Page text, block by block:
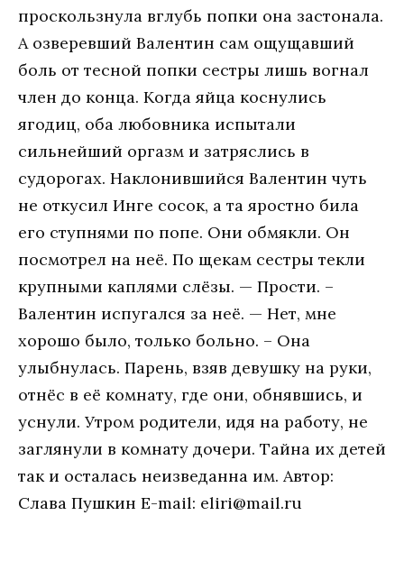
проскользнула вглубь попки она застонала.
А озверевший Валентин сам ощущавший
боль от тесной попки сестры лишь вогнал
член до конца. Когда яйца коснулись
ягодиц, оба любовника испытали
сильнейший оргазм и затряслись в
судорогах. Наклонившийся Валентин чуть
не откусил Инге сосок, а та яростно била
его ступнями по попе. Они обмякли. Он
посмотрел на неё. По щекам сестры текли
крупными каплями слёзы. — Прости. –
Валентин испугался за неё. — Нет, мне
хорошо было, только больно. – Она
улыбнулась. Парень, взяв девушку на руки,
отнёс в её комнату, где они, обнявшись, и
уснули. Утром родители, идя на работу, не
заглянули в комнату дочери. Тайна их детей
так и осталась неизведанна им. Автор:
Слава Пушкин E-mail: eliri@mail.ru